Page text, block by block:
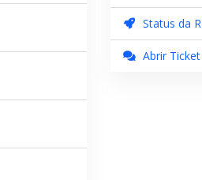
Status da
Abrir Ticket